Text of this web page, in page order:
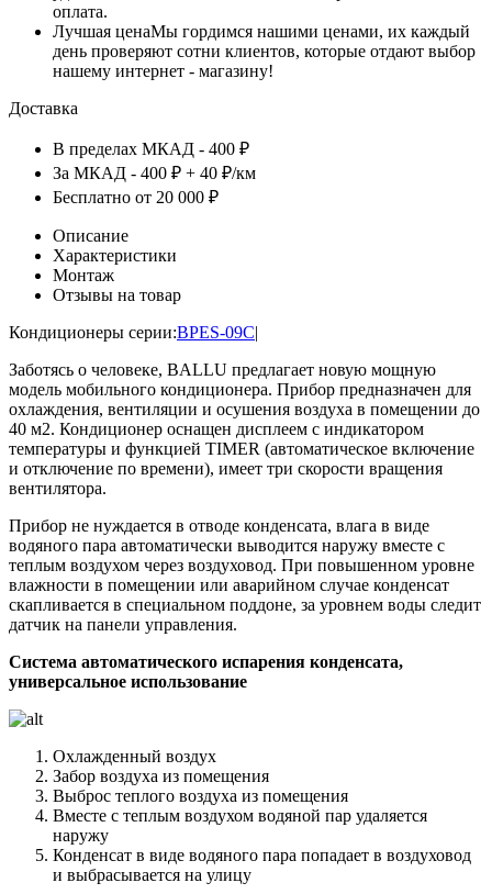
оплата.
Лучшая ценаМы гордимся нашими ценами, их каждый
день проверяют сотни клиентов, которые отдают выбор
нашему интернет - магазину!
Доставка
В пределах МКАД - 400 ₽
За МКАД - 400 ₽ + 40 ₽/км
Бесплатно от 20 000 ₽
Описание
Характеристики
Монтаж
Отзывы на товар
Кондиционеры серии:BPES-09C|
Заботясь о человеке, BALLU предлагает новую мощную
модель мобильного кондиционера. Прибор предназначен для
охлаждения, вентиляции и осушения воздуха в помещении до
40 м2. Кондиционер оснащен дисплеем с индикатором
температуры и функцией TIMER (автоматическое включение
и отключение по времени), имеет три скорости вращения
вентилятора.
Прибор не нуждается в отводе конденсата, влага в виде
водяного пара автоматически выводится наружу вместе с
теплым воздухом через воздуховод. При повышенном уровне
влажности в помещении или аварийном случае конденсат
скапливается в специальном поддоне, за уровнем воды следит
датчик на панели управления.
Система автоматического испарения конденсата,
универсальное использование
Охлажденный воздух
Забор воздуха из помещения
Выброс теплого воздуха из помещения
Вместе с теплым воздухом водяной пар удаляется
наружу
Конденсат в виде водяного пара попадает в воздуховод
и выбрасывается на улицу